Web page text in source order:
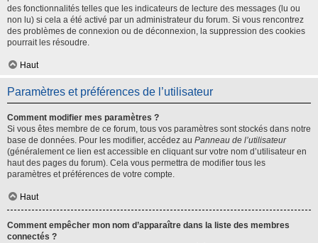
des fonctionnalités telles que les indicateurs de lecture des messages (lu ou
non lu) si cela a été activé par un administrateur du forum. Si vous rencontrez
des problèmes de connexion ou de déconnexion, la suppression des cookies
pourrait les résoudre.
Haut
Paramètres et préférences de l’utilisateur
Comment modifier mes paramètres ?
Si vous êtes membre de ce forum, tous vos paramètres sont stockés dans notre
base de données. Pour les modifier, accédez au Panneau de l’utilisateur
(généralement ce lien est accessible en cliquant sur votre nom d’utilisateur en
haut des pages du forum). Cela vous permettra de modifier tous les
paramètres et préférences de votre compte.
Haut
Comment empêcher mon nom d’apparaître dans la liste des membres
connectés ?